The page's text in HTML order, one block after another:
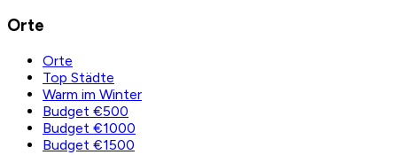
Orte
Orte
Top Städte
Warm im Winter
Budget €500
Budget €1000
Budget €1500